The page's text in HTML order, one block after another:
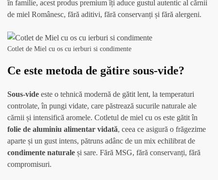
în familie, acest produs premium îți aduce gustul autentic al cărnii
de miel Românesc, fără aditivi, fără conservanți și fără alergeni.
Cotlet de Miel cu os cu ierburi si condimente
Ce este metoda de gătire sous-vide?
Sous-vide este o tehnică modernă de gătit lent, la temperaturi
controlate, în pungi vidate, care păstrează sucurile naturale ale
cărnii și intensifică aromele. Cotletul de miel cu os este gătit în
folie de aluminiu alimentar vidată, ceea ce asigură o frăgezime
aparte și un gust intens, pătruns adânc de un mix echilibrat de
condimente naturale și sare. Fără MSG, fără conservanți, fără
compromisuri.